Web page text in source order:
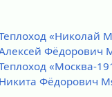
«Николай
Фёдорович
«Москва-
Никита Фёдорович